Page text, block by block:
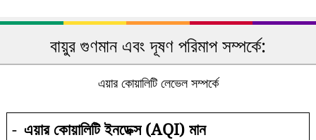
বায়ুর গুণমান এবং দূষণ পরিমাপ সম্পর্কে:
এয়ার কোয়ালিটি লেভেল সম্পর্কে
- এয়ার কোয়ালিটি ইনডেক্স (AQI) মান